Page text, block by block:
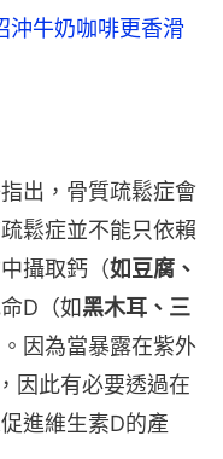
沖牛奶咖啡更香滑
出，骨質疏鬆症會
鬆症並不能只依賴
攝取鈣（如豆腐、
D（如黑木耳、三
因為當暴露在紫外
因此有必要透過在
進維生素D的產